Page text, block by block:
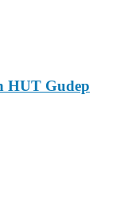
HUT Gudep